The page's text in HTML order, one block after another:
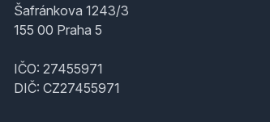
Šafránkova 1243/3
155 00 Praha 5
IČO: 27455971
DIČ: CZ27455971